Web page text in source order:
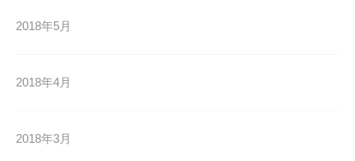
2018年5月
2018年4月
2018年3月